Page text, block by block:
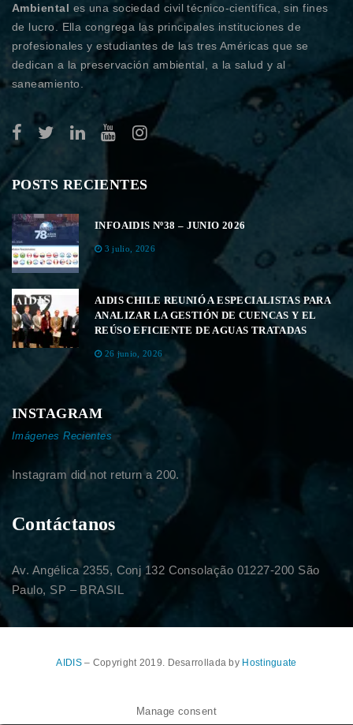
Ambiental es una sociedad civil técnico-científica, sin fines
de lucro. Ella congrega las principales instituciones de
profesionales y estudiantes de las tres Américas que se
dedican a la preservación ambiental, a la salud y al
saneamiento.
POSTS RECIENTES
INFOAIDIS Nº38 – JUNIO 2026
3 julio, 2026
AIDIS CHILE REUNIÓ A ESPECIALISTAS PARA
ANALIZAR LA GESTIÓN DE CUENCAS Y EL
REÚSO EFICIENTE DE AGUAS TRATADAS
26 junio, 2026
INSTAGRAM
Imágenes Recientes
Instagram did not return a 200.
Contáctanos
Av. Angélica 2355, Conj 132 Consolação 01227-200 São
Paulo, SP – BRASIL
AIDIS– Copyright 2019. Desarrollada by Hostinguate
Manage consent